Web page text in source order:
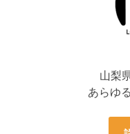
山梨
あらゆ